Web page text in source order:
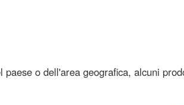
paese o dell'area geografica, alcuni